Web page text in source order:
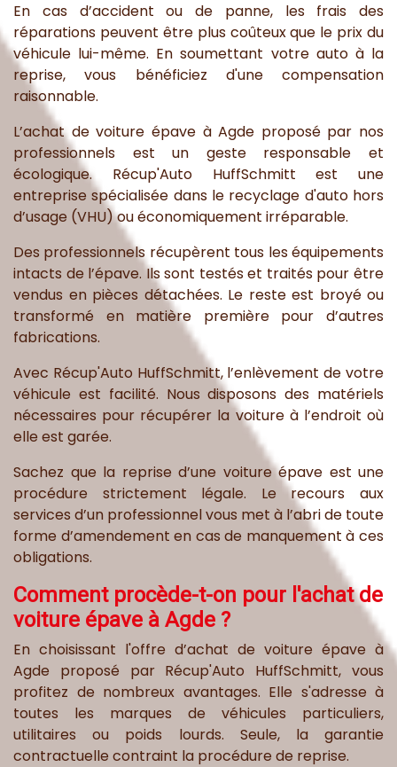
En cas d’accident ou de panne, les frais des
réparations peuvent être plus coûteux que le prix du
véhicule lui-même. En soumettant votre auto à la
reprise, vous bénéficiez d'une compensation
raisonnable.
L’achat de voiture épave à Agde proposé par nos
professionnels est un geste responsable et
écologique. Récup'Auto HuffSchmitt est une
entreprise spécialisée dans le recyclage d'auto hors
d’usage (VHU) ou économiquement irréparable.
Des professionnels récupèrent tous les équipements
intacts de l’épave. Ils sont testés et traités pour être
vendus en pièces détachées. Le reste est broyé ou
transformé en matière première pour d’autres
fabrications.
Avec Récup'Auto HuffSchmitt, l’enlèvement de votre
véhicule est facilité. Nous disposons des matériels
nécessaires pour récupérer la voiture à l’endroit où
elle est garée.
Sachez que la reprise d’une voiture épave est une
procédure strictement légale. Le recours aux
services d’un professionnel vous met à l’abri de toute
forme d’amendement en cas de manquement à ces
obligations.
Comment procède-t-on pour l'achat de
voiture épave à Agde ?
En choisissant l'offre d’achat de voiture épave à
Agde proposé par Récup'Auto HuffSchmitt, vous
profitez de nombreux avantages. Elle s'adresse à
toutes les marques de véhicules particuliers,
utilitaires ou poids lourds. Seule, la garantie
contractuelle contraint la procédure de reprise.